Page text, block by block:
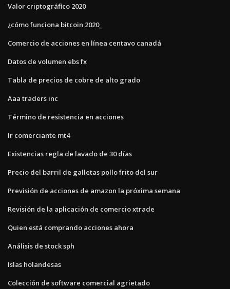
Valor criptográfico 2020
¿cómo funciona bitcoin 2020_
Comercio de acciones en línea centavo canadá
Datos de volumen ebs fx
Tabla de precios de cobre de alto grado
Aaa traders inc
Término de resistencia en acciones
Ir comerciante mt4
Existencias regla de lavado de 30 días
Precio del barril de galletas pollo frito del sur
Previsión de acciones de amazon la próxima semana
Revisión de la aplicación de comercio xtrade
Quien está comprando acciones ahora
Análisis de stock sph
Islas holandesas
Colección de software comercial agrietado